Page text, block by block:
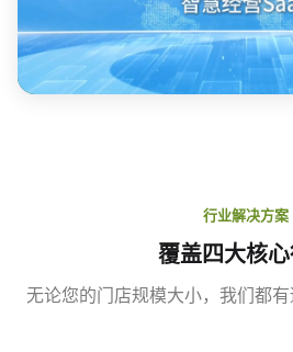
行业解决方案
覆盖四大核
无论您的门店规模大小，我们都